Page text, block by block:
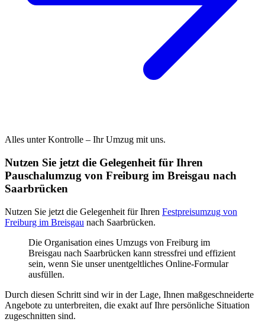
Alles unter Kontrolle – Ihr Umzug mit uns.
Nutzen Sie jetzt die Gelegenheit für Ihren
Pauschalumzug von Freiburg im Breisgau nach
Saarbrücken
Nutzen Sie jetzt die Gelegenheit für Ihren Festpreisumzug von
Freiburg im Breisgau nach Saarbrücken.
Die Organisation eines Umzugs von Freiburg im
Breisgau nach Saarbrücken kann stressfrei und effizient
sein, wenn Sie unser unentgeltliches Online-Formular
ausfüllen.
Durch diesen Schritt sind wir in der Lage, Ihnen maßgeschneiderte
Angebote zu unterbreiten, die exakt auf Ihre persönliche Situation
zugeschnitten sind.